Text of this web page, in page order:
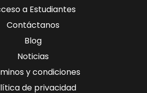
a Estudiantes
Contáctanos
Blog
Noticias
y condiciones
de privacidad